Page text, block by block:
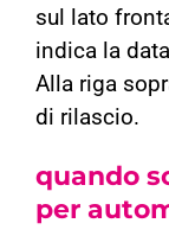
sul lato
indica la
Alla riga
di rilascio.
quando
per